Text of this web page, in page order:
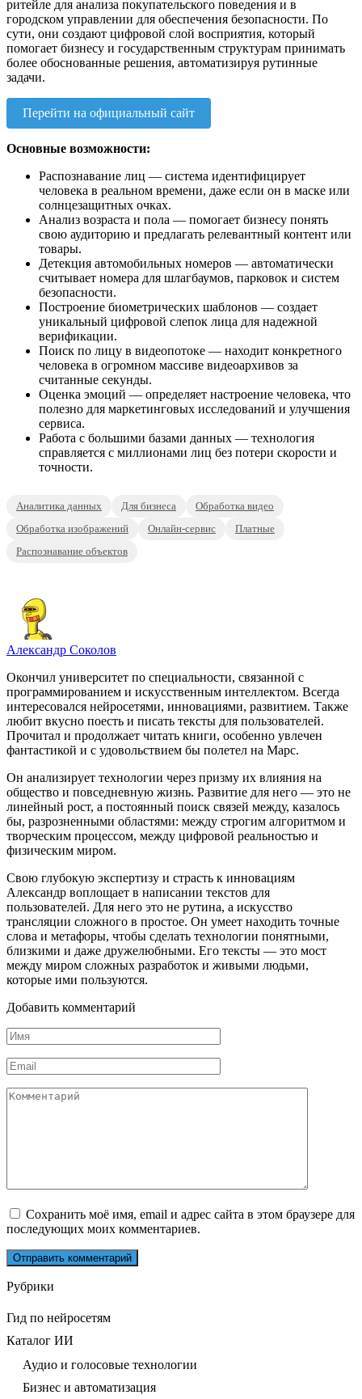
ритейле для анализа покупательского поведения и в
городском управлении для обеспечения безопасности. По
сути, они создают цифровой слой восприятия, который
помогает бизнесу и государственным структурам принимать
более обоснованные решения, автоматизируя рутинные
задачи.
Перейти на официальный сайт
Основные возможности:
Распознавание лиц — система идентифицирует
человека в реальном времени, даже если он в маске или
солнцезащитных очках.
Анализ возраста и пола — помогает бизнесу понять
свою аудиторию и предлагать релевантный контент или
товары.
Детекция автомобильных номеров — автоматически
считывает номера для шлагбаумов, парковок и систем
безопасности.
Построение биометрических шаблонов — создает
уникальный цифровой слепок лица для надежной
верификации.
Поиск по лицу в видеопотоке — находит конкретного
человека в огромном массиве видеоархивов за
считанные секунды.
Оценка эмоций — определяет настроение человека, что
полезно для маркетинговых исследований и улучшения
сервиса.
Работа с большими базами данных — технология
справляется с миллионами лиц без потери скорости и
точности.
Аналитика данных Для бизнеса
Обработка видео
Обработка изображений
Онлайн-сервис
Платные
Распознавание объектов
Александр Соколов
Окончил университет по специальности, связанной с
программированием и искусственным интеллектом. Всегда
интересовался нейросетями, инновациями, развитием. Также
любит вкусно поесть и писать тексты для пользователей.
Прочитал и продолжает читать книги, особенно увлечен
фантастикой и с удовольствием бы полетел на Марс.
Он анализирует технологии через призму их влияния на
общество и повседневную жизнь. Развитие для него — это не
линейный рост, а постоянный поиск связей между, казалось
бы, разрозненными областями: между строгим алгоритмом и
творческим процессом, между цифровой реальностью и
физическим миром.
Свою глубокую экспертизу и страсть к инновациям
Александр воплощает в написании текстов для
пользователей. Для него это не рутина, а искусство
трансляции сложного в простое. Он умеет находить точные
слова и метафоры, чтобы сделать технологии понятными,
близкими и даже дружелюбными. Его тексты — это мост
между миром сложных разработок и живыми людьми,
которые ими пользуются.
Добавить комментарий
Имя
*
Email
*
Комментарий
Сохранить моё имя, email и адрес сайта в этом браузере для
последующих моих комментариев.
Рубрики
Гид по нейросетям
Каталог ИИ
Аудио и голосовые технологии
Бизнес и автоматизация